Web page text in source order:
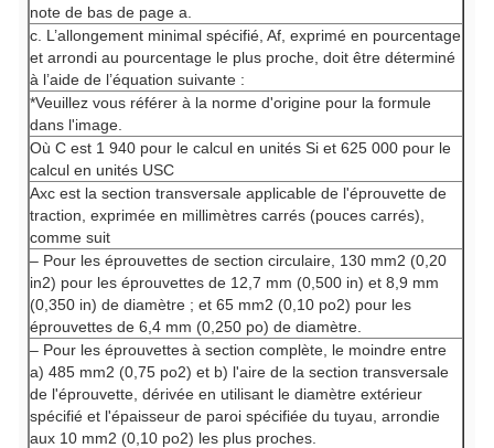
note de bas de page a.
c. L’allongement minimal spécifié, Af, exprimé en pourcentage
et arrondi au pourcentage le plus proche, doit être déterminé
à l’aide de l’équation suivante :
*Veuillez vous référer à la norme d'origine pour la formule
dans l'image.
Où C est 1 940 pour le calcul en unités Si et 625 000 pour le
calcul en unités USC
Axc est la section transversale applicable de l'éprouvette de
traction, exprimée en millimètres carrés (pouces carrés),
comme suit
– Pour les éprouvettes de section circulaire, 130 mm2 (0,20
in2) pour les éprouvettes de 12,7 mm (0,500 in) et 8,9 mm
(0,350 in) de diamètre ; et 65 mm2 (0,10 po2) pour les
éprouvettes de 6,4 mm (0,250 po) de diamètre.
– Pour les éprouvettes à section complète, le moindre entre
a) 485 mm2 (0,75 po2) et b) l'aire de la section transversale
de l'éprouvette, dérivée en utilisant le diamètre extérieur
spécifié et l'épaisseur de paroi spécifiée du tuyau, arrondie
aux 10 mm2 (0,10 po2) les plus proches.